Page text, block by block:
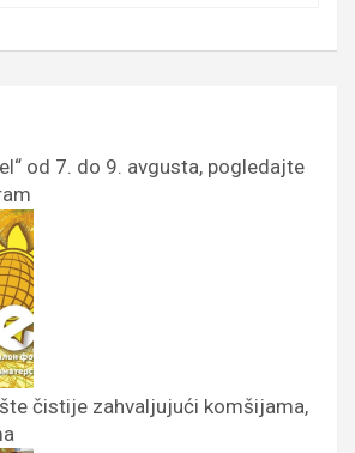
od 7. do 9. avgusta, pogledajte
čistije zahvaljujući komšijama,